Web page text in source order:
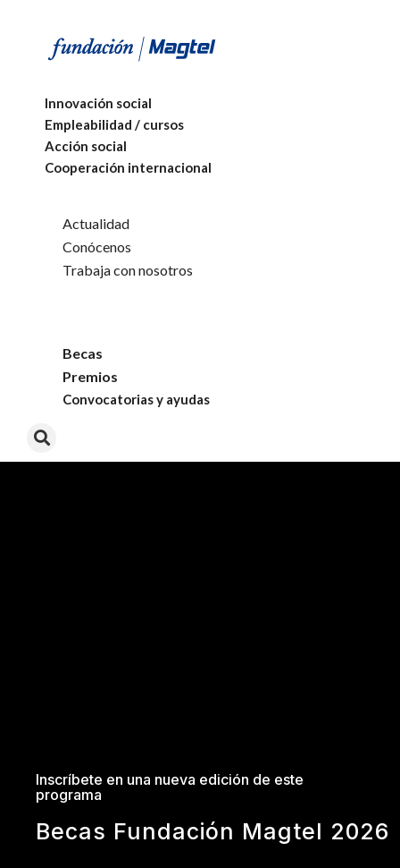
Innovación social
Empleabilidad / cursos
Acción social
Cooperación internacional
Actualidad
Conócenos
Trabaja con nosotros
Becas
Premios
Convocatorias y ayudas
Inscríbete en una nueva edición de este
programa
Becas Fundación Magtel 2026